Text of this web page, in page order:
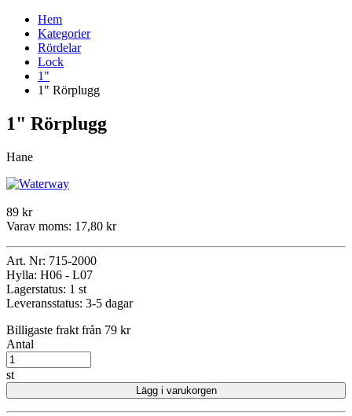
Hem
Kategorier
Rördelar
Lock
1"
1" Rörplugg
1" Rörplugg
Hane
89 kr
Varav moms: 17,80 kr
Art. Nr: 715-2000
Hylla: H06 - L07
Lagerstatus: 1 st
Leveransstatus: 3-5 dagar
Billigaste frakt från 79 kr
Antal
st
Lägg i varukorgen